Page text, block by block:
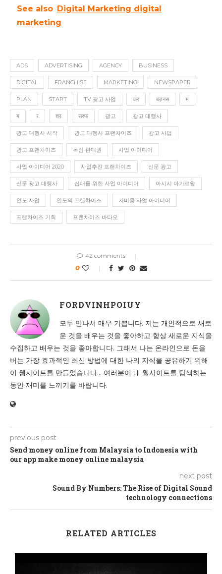
See also Digital Marketing digital
marketing
ADS ADVERTISING AGENCY BUSINESS
DIGITAL FRANCHISE MARKETING NEWSPAPER
PLAN START TV 광고 사업 कर बज़नस म
य र शर सरफ 광고 광고 대행사
광고 대행사 시작 광고 대행사 프랜차이즈 광고 사업
광고 프랜차이즈 독점 판매권 사업 아이디어
사업 아이디어 2020 사업추진 프랜차이즈 신문 광고
신문 광고 대행사 십대를 위한 사업 아이디어 아시시 아가르왈
인도 사업 인도의 프랜차이즈 저비용 사업 아이디어
프랜차이즈 기회 프랜차이즈 바타오
42 comments
0
FORDVINHPOIUY
모두 만나서 매우 기쁩니다. 저는 개인적으로 새로
운 것을 배우는 것을 좋아하고 항상 새로운 지식을
수집하고 배우는 것을 좋아합니다. 그래서 나는 온라인으로 돈을
버는 가장 효과적인 최신 방법에 대한 나의 지식을 공유하기 위해
이 웹사이트를 만들었습니다... 여러분이 내 웹사이트를 탐색하는
동안 재미를 느끼기를 바랍니다.
previous post
Send money online from Malaysia to Indonesia with
our app make money online malaysia
next post
Sound By Numbers: The Rise of Digital Sound
technology connections
RELATED ARTICLES